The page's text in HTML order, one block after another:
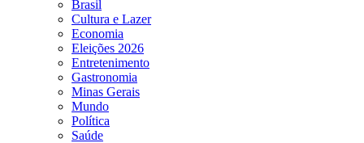
Brasil
Cultura e Lazer
Economia
Eleições 2026
Entretenimento
Gastronomia
Minas Gerais
Mundo
Política
Saúde